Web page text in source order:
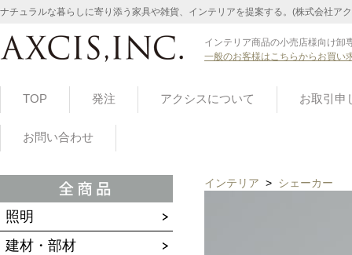
ナチュラルな暮らしに寄り添う家具や雑貨、インテリアを提案する。(株式会社ア
インテリア商品の小売店様向け卸
一般のお客様はこちらからお買い
TOP 発注 アクシスについて お取引申
お問い合わせ
照明
建材・部材
インテリア > シェーカー